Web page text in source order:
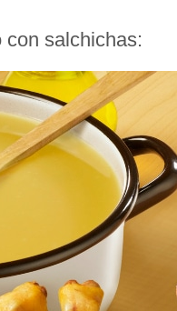
salchichas: